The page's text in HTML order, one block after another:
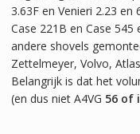
3.63F en Venieri 2.23
Case 221B en Case
andere shovels
Zettelmeyer, Volvo,
Belangrijk is dat het
(en dus niet A4VG 56 of